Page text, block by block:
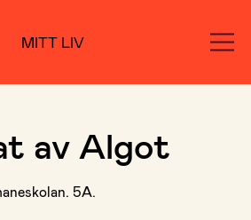
MITT LIV
av Algot
5A.